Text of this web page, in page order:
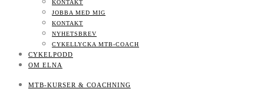
KONTAKT
JOBBA MED MIG
KONTAKT
NYHETSBREV
CYKELLYCKA MTB-COACH
CYKELPODD
OM ELNA
MTB-KURSER & COACHNING